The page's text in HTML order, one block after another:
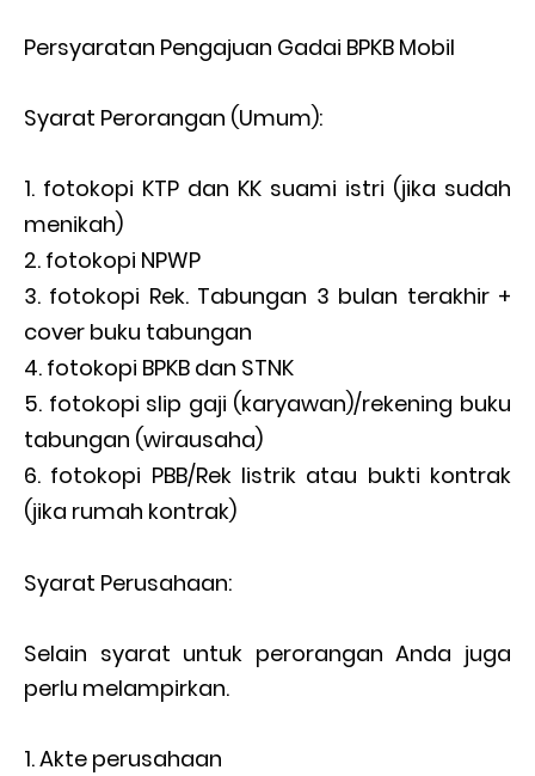
Persyaratan Pengajuan Gadai BPKB Mobil
Syarat Perorangan (Umum):
fotokopi KTP dan KK suami istri (jika sudah
menikah)
fotokopi NPWP
fotokopi Rek. Tabungan 3 bulan terakhir +
cover buku tabungan
fotokopi BPKB dan STNK
fotokopi slip gaji (karyawan)/rekening buku
tabungan (wirausaha)
fotokopi PBB/Rek listrik atau bukti kontrak
(jika rumah kontrak)
Syarat Perusahaan:
Selain syarat untuk perorangan Anda juga
perlu melampirkan.
Akte perusahaan